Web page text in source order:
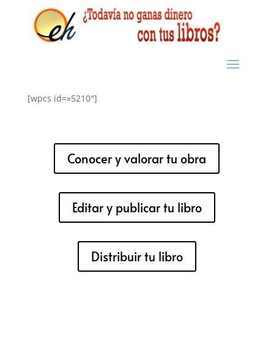
[wpcs id=»5210″]
Conocer y valorar tu obra
Editar y publicar tu libro
Distribuir tu libro